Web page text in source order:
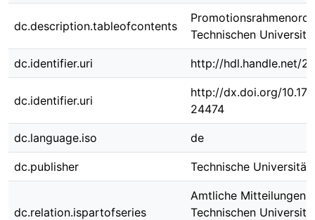
dc.description.tableofcontents
Technischen
dc.identifier.uri http://hdl.handle.net/
dc.identifier.uri
http://dx.doi.org/
24474
dc.language.iso de
dc.publisher Technische
dc.relation.ispartofseries
Amtliche Mitteilungen
Technischen